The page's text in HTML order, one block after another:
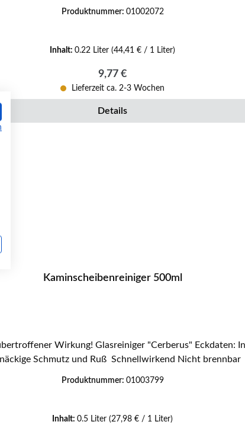
Produktnummer: 01002072
Inhalt: 0.22 Liter (44,41 € / 1 Liter)
Regulärer Preis:
9,77 €
Lieferzeit ca. 2-3 Wochen
Details
Kaminscheibenreiniger 500ml
"Cerberus" Eckdaten: Inhalt 500 ml Voll biologisch abbaubar Entfernt einfach
Schmutz und Ruß Schnellwirkend Nicht brennbar
Produktnummer: 01003799
Inhalt: 0.5 Liter (27,98 € / 1 Liter)